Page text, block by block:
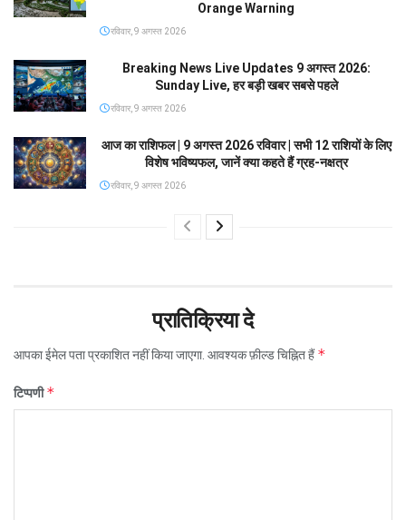
Orange Warning
रविवार, 9 अगस्त 2026
Breaking News Live Updates 9 अगस्त 2026:
Sunday Live, हर बड़ी खबर सबसे पहले
रविवार, 9 अगस्त 2026
आज का राशिफल | 9 अगस्त 2026 रविवार | सभी 12 राशियों के लिए
विशेष भविष्यफल, जानें क्या कहते हैं ग्रह-नक्षत्र
रविवार, 9 अगस्त 2026
प्रातिक्रिया दे
आपका ईमेल पता प्रकाशित नहीं किया जाएगा. आवश्यक फ़ील्ड चिह्नित हैं*
टिप्पणी*